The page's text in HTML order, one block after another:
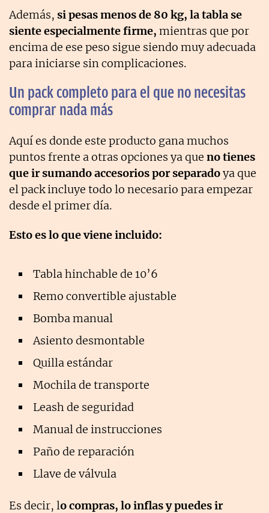
Además, si pesas menos de 80 kg, la tabla se
siente especialmente firme, mientras que por
encima de ese peso sigue siendo muy adecuada
para iniciarse sin complicaciones.
Un pack completo para el que no necesitas
comprar nada más
Aquí es donde este producto gana muchos
puntos frente a otras opciones ya que no tienes
que ir sumando accesorios por separadoya que
el pack incluye todo lo necesario para empezar
desde el primer día.
Esto es lo que viene incluido:
Tabla hinchable de 10’6
Remo convertible ajustable
Bomba manual
Asiento desmontable
Quilla estándar
Mochila de transporte
Leash de seguridad
Manual de instrucciones
Paño de reparación
Llave de válvula
Es decir, lo compras, lo inflas y puedes ir